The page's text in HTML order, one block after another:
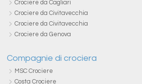
Crociere da Cagliari
Crociere da Civitavecchia
Crociere da Civitavecchia
Crociere da Genova
Compagnie di crociera
MSC Crociere
Costa Crociere